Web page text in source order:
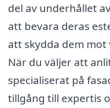
del av underhållet
att bevara deras
att skydda dem mot
När du väljer att
specialiserat på
tillgång till expertis